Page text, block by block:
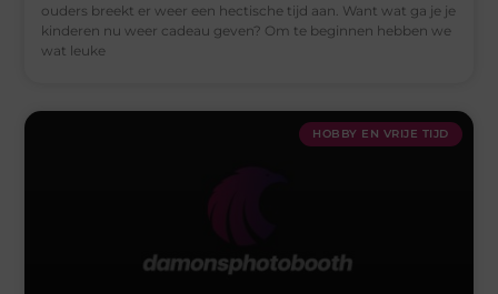
ouders breekt er weer een hectische tijd aan. Want wat ga je je
kinderen nu weer cadeau geven? Om te beginnen hebben we
wat leuke
HOBBY EN VRIJE TIJD